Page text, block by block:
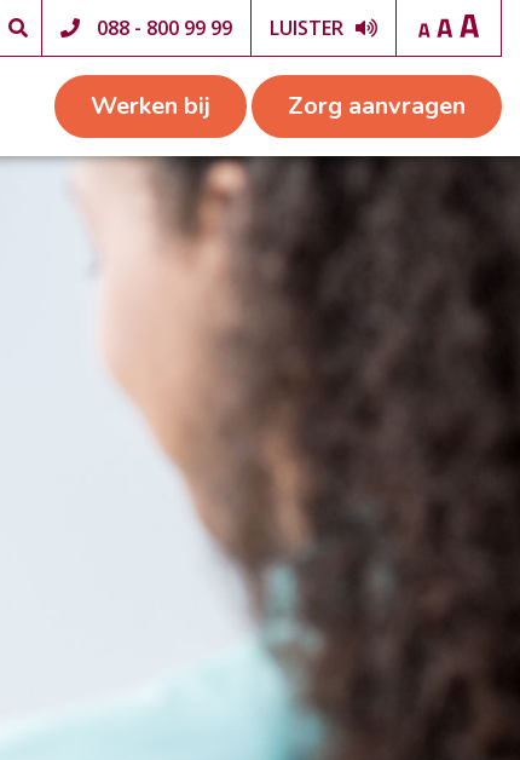
088 - 800 99 99 LUISTER
Werken bij Zorg aanvragen